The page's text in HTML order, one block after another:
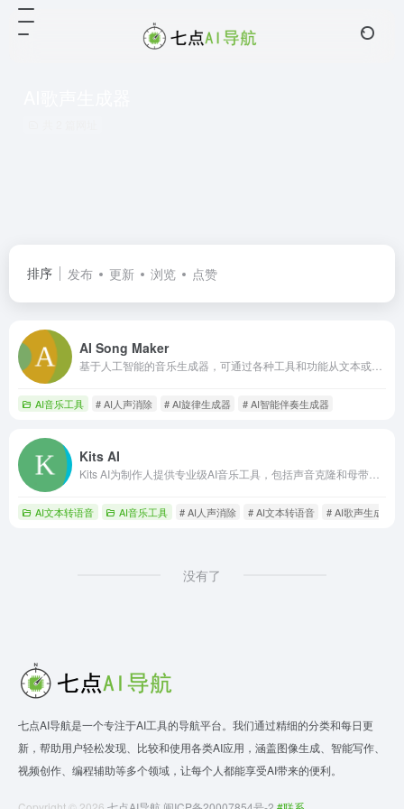
排序 发布 更新 浏览 点赞
AI Song Maker
AI音乐工具 # AI人声消除 # AI旋律生成器 # AI智能伴奏生成器
Kits AI
AI文本转语音 AI音乐工具 # AI人声消除 # AI文本转语音 # AI歌声生成器
没有了
七点AI导航是一个专注于AI工具的导航平台。我们通过精细的分类和每日更
新，帮助用户轻松发现、比较和使用各类AI应用，涵盖图像生成、智能写作、
视频创作、编程辅助等多个领域，让每个人都能享受AI带来的便利。